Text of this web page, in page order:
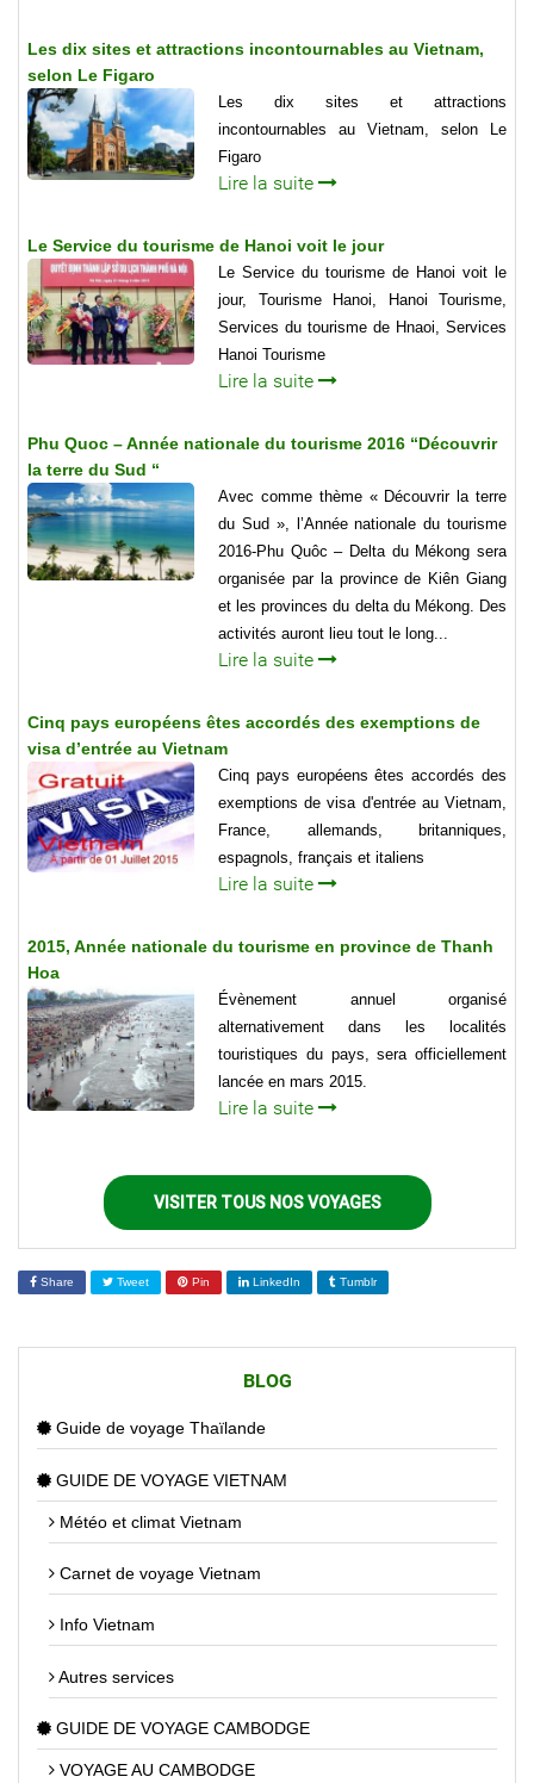
Les dix sites et attractions incontournables au Vietnam,
selon Le Figaro
Les dix sites et attractions
incontournables au Vietnam, selon Le
Figaro
Lire la suite
Le Service du tourisme de Hanoi voit le jour
Le Service du tourisme de Hanoi voit le
jour, Tourisme Hanoi, Hanoi Tourisme,
Services du tourisme de Hnaoi, Services
Hanoi Tourisme
Lire la suite
Phu Quoc – Année nationale du tourisme 2016 “Découvrir
la terre du Sud “
Avec comme thème « Découvrir la terre
du Sud », l’Année nationale du tourisme
2016-Phu Quôc – Delta du Mékong sera
organisée par la province de Kiên Giang
et les provinces du delta du Mékong. Des
activités auront lieu tout le long...
Lire la suite
Cinq pays européens êtes accordés des exemptions de
visa d’entrée au Vietnam
Cinq pays européens êtes accordés des
exemptions de visa d'entrée au Vietnam,
France, allemands, britanniques,
espagnols, français et italiens
Lire la suite
2015, Année nationale du tourisme en province de Thanh
Hoa
Évènement annuel organisé
alternativement dans les localités
touristiques du pays, sera officiellement
lancée en mars 2015.
Lire la suite
VISITER TOUS NOS VOYAGES
Share Tweet Pin LinkedIn Tumblr
BLOG
Guide de voyage Thaïlande
GUIDE DE VOYAGE VIETNAM
Météo et climat Vietnam
Carnet de voyage Vietnam
Info Vietnam
Autres services
GUIDE DE VOYAGE CAMBODGE
VOYAGE AU CAMBODGE